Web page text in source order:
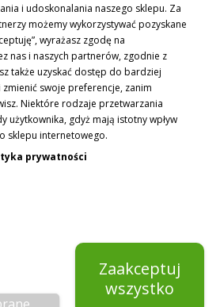
i bądź zawsze na bieżąco!
użytkowania i politykę prywatności
i udoskonalania naszego sklepu. Za
możemy wykorzystywać pozyskane
wyrażasz zgodę na
nas i naszych partnerów, zgodnie z
także uzyskać dostęp do bardziej
zmienić swoje preferencje, zanim
Niektóre rodzaje przetwarzania
użytkownika, gdyż mają istotny wpływ
sklepu internetowego.
prywatności
Wymagane pliki cookie oraz cookie
HttpOnly. Pliki cookie wymagane do
przeglądania witryny i korzystania z jej
funkcji. Te pliki cookie
Zaakceptuj
wszystko
by:Click Leaders